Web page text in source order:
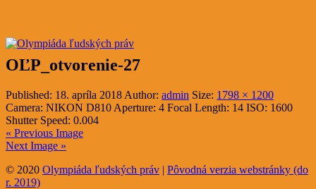
OĽP_otvorenie-27
Published: 18. apríla 2018 Author: admin Size: 1798 × 1200
Camera: NIKON D810 Aperture: 4 Focal Length: 14 ISO: 1600
Shutter Speed: 0.004
« Previous Image
Next Image »
© 2020 Olympiáda ľudských práv | Pôvodná verzia webstránky (do
r. 2019)